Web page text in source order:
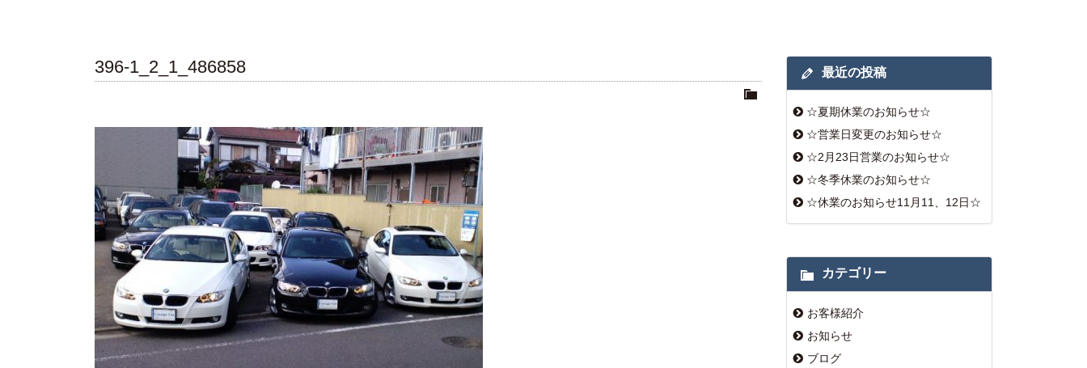
396-1_2_1_486858 最近の投稿
☆夏期休業のお知らせ☆
☆営業日変更のお知らせ☆
☆2月23日営業のお知らせ☆
☆冬季休業のお知らせ☆
☆休業のお知らせ11月11、12日☆
カテゴリー
お客様紹介
お知らせ
ブログ